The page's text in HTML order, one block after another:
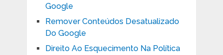
Google
Remover Conteúdos Desatualizado
Do Google
Direito Ao Esquecimento Na Política